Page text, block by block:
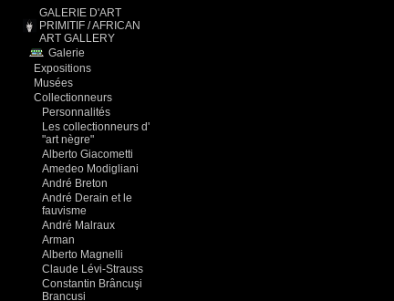
GALERIE D'ART
PRIMITIF / AFRICAN
ART GALLERY
Galerie
Expositions
Musées
Collectionneurs
Personnalités
Les collectionneurs d'
"art nègre"
Alberto Giacometti
Amedeo Modigliani
André Breton
André Derain et le
fauvisme
André Malraux
Arman
Alberto Magnelli
Claude Lévi-Strauss
Constantin Brâncuşi
Brancusi